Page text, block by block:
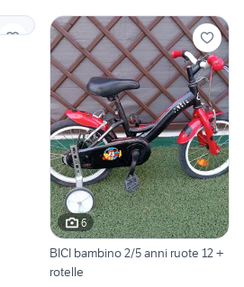
6
BICI bambino 2/5 anni ruote 12 +
rotelle